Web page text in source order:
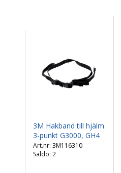
3M Hakband till hjälm
3-punkt G3000, GH4
3M116310
Saldo: 2